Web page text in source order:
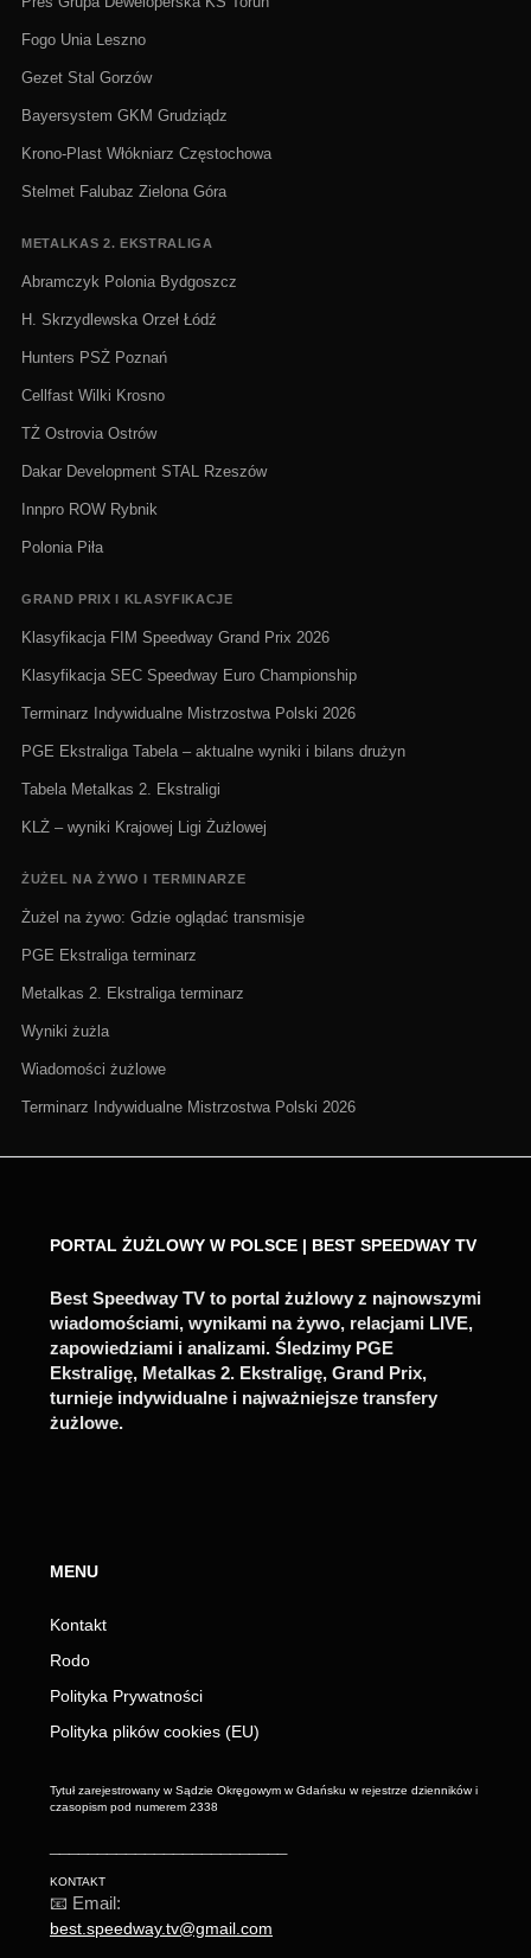
Fogo Unia Leszno
Gezet Stal Gorzów
Bayersystem GKM Grudziądz
Krono-Plast Włókniarz Częstochowa
Stelmet Falubaz Zielona Góra
METALKAS 2. EKSTRALIGA
Abramczyk Polonia Bydgoszcz
H. Skrzydlewska Orzeł Łódź
Hunters PSŻ Poznań
Cellfast Wilki Krosno
TŻ Ostrovia Ostrów
Dakar Development STAL Rzeszów
Innpro ROW Rybnik
Polonia Piła
GRAND PRIX I KLASYFIKACJE
Klasyfikacja FIM Speedway Grand Prix 2026
Klasyfikacja SEC Speedway Euro Championship
Terminarz Indywidualne Mistrzostwa Polski 2026
PGE Ekstraliga Tabela – aktualne wyniki i bilans drużyn
Tabela Metalkas 2. Ekstraligi
KLŻ – wyniki Krajowej Ligi Żużlowej
ŻUŻEL NA ŻYWO I TERMINARZE
Żużel na żywo: Gdzie oglądać transmisje
PGE Ekstraliga terminarz
Metalkas 2. Ekstraliga terminarz
Wyniki żużla
Wiadomości żużlowe
Terminarz Indywidualne Mistrzostwa Polski 2026
PORTAL ŻUŻLOWY W POLSCE | BEST SPEEDWAY TV
Best Speedway TV to portal żużlowy z najnowszymi
wiadomościami, wynikami na żywo, relacjami LIVE,
zapowiedziami i analizami. Śledzimy PGE
Ekstraligę, Metalkas 2. Ekstraligę, Grand Prix,
turnieje indywidualne i najważniejsze transfery
żużlowe.
MENU
Kontakt
Rodo
Polityka Prywatności
Polityka plików cookies (EU)
Tytuł zarejestrowany w Sądzie Okręgowym w Gdańsku w rejestrze dzienników i
czasopism pod numerem 2338
KONTAKT
📧 Email:
best.speedway.tv@gmail.com